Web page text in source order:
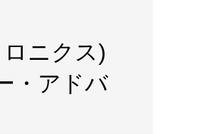
ロニクス)
・アドバ